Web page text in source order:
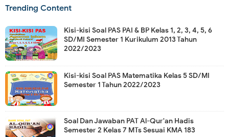
Trending Content
Kisi-kisi Soal PAS PAI & BP Kelas 1, 2, 3, 4, 5, 6
SD/MI Semester 1 Kurikulum 2013 Tahun
2022/2023
Kisi-kisi Soal PAS Matematika Kelas 5 SD/MI
Semester 1 Tahun 2022/2023
Soal Dan Jawaban PAT Al-Qur'an Hadis
Semester 2 Kelas 7 MTs Sesuai KMA 183